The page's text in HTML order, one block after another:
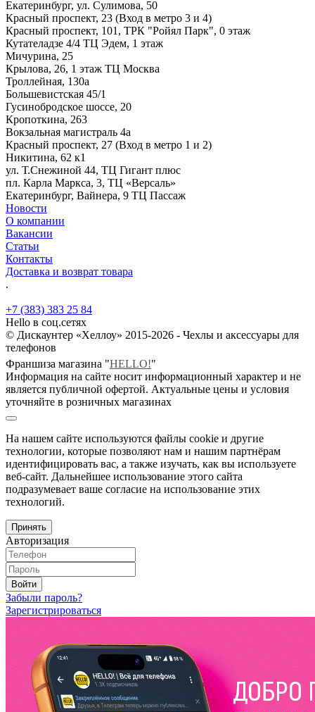
Екатеринбург, ул. Сулимова, 50
Красный проспект, 23 (Вход в метро 3 и 4)
Красный проспект, 101, ТРК "Ройял Парк", 0 этаж
Кутателадзе 4/4 ТЦ Эдем, 1 этаж
Мичурина, 25
Крылова, 26, 1 этаж ТЦ Москва
Троллейная, 130а
Большевистская 45/1
Гусинобродское шоссе, 20
Кропоткина, 263
Вокзальная магистраль 4а
Красный проспект, 27 (Вход в метро 1 и 2)
Никитина, 62 к1
ул. Т.Снежиной 44, ТЦ Гигант плюс
пл. Карла Маркса, 3, ТЦ «Версаль»
Екатеринбург, Вайнера, 9 ТЦ Пассаж
Новости
О компании
Вакансии
Статьи
Контакты
Доставка и возврат товара
.
+7 (383) 383 25 84
Hello в соц.сетях
© Дискаунтер «Хеллоу» 2015-2026 - Чехлы и аксессуары для
телефонов
Франшиза магазина "HELLO!"
Информация на сайте носит информационный характер и не
является публичной офертой. Актуальные цены и условия
уточняйте в розничных магазинах
На нашем сайте используются файлы cookie и другие
технологии, которые позволяют нам и нашим партнёрам
идентифицировать вас, а также изучать, как вы используете
веб-сайт. Дальнейшее использование этого сайта
подразумевает ваше согласие на использование этих
технологий.
Принять
Авторизация
Войти
Забыли пароль?
Зарегистрироваться